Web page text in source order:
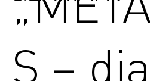
S –